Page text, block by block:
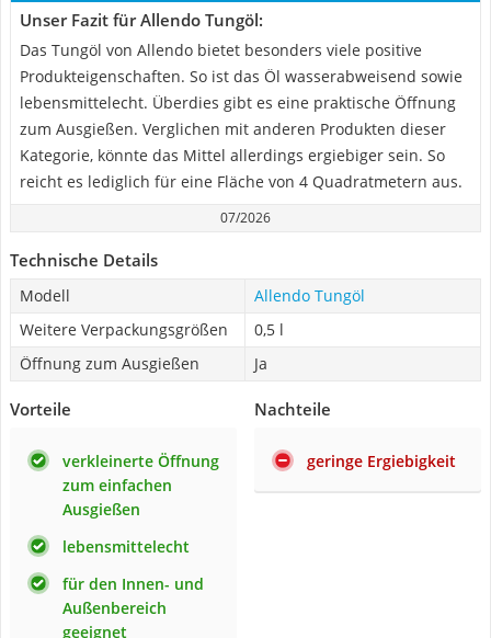
Unser Fazit für Allendo Tungöl:
Das Tungöl von Allendo bietet besonders viele positive
Produkteigenschaften. So ist das Öl wasserabweisend sowie
lebensmittelecht. Überdies gibt es eine praktische Öffnung
zum Ausgießen. Verglichen mit anderen Produkten dieser
Kategorie, könnte das Mittel allerdings ergiebiger sein. So
reicht es lediglich für eine Fläche von 4 Quadratmetern aus.
07/2026
Technische Details
Modell
Allendo Tungöl
Weitere Verpackungsgrößen
0,5 l
Öffnung zum Ausgießen
Ja
Vorteile
verkleinerte Öffnung
zum einfachen
Ausgießen
lebensmittelecht
für den Innen- und
Außenbereich
geeignet
Nachteile
geringe Ergiebigkeit